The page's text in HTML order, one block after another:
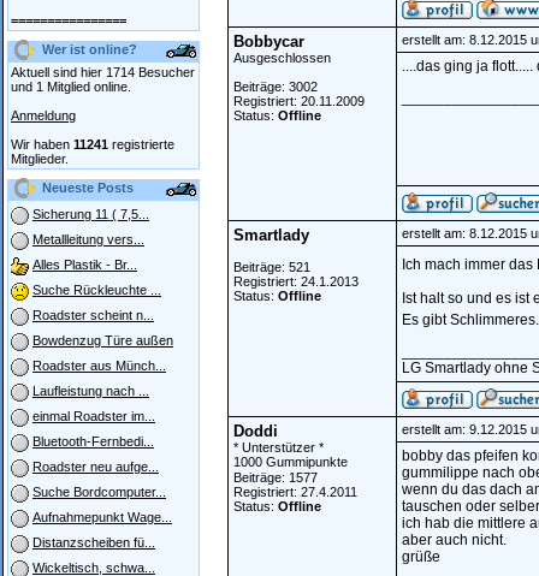
================
Wer ist online?
Aktuell sind hier 1714 Besucher
und 1 Mitglied online.
Anmeldung
Wir haben 11241 registrierte
Mitglieder.
Neueste Posts
Sicherung 11 ( 7,5...
Metallleitung vers...
Alles Plastik - Br...
Suche Rückleuchte ...
Roadster scheint n...
Bowdenzug Türe außen
Roadster aus Münch...
Laufleistung nach ...
einmal Roadster im...
Bluetooth-Fernbedi...
Roadster neu aufge...
Suche Bordcomputer...
Aufnahmepunkt Wage...
Distanzscheiben fü...
Wickeltisch, schwa...
Bobbycar
Ausgeschlossen
Beiträge: 3002
Registriert: 20.11.2009
Status: Offline
erstellt am: 8.12.2015
....das ging ja
Smartlady
Beiträge: 521
Registriert: 24.1.2013
Status: Offline
erstellt am: 8.12.2015
Ich mach immer
Ist halt so und es ist
Es gibt
LG Smartlady ohne
Doddi
* Unterstützer *
1000 Gummipunkte
Beiträge: 1577
Registriert: 27.4.2011
Status: Offline
erstellt am: 9.12.2015
bobby das pfeifen
gummilippe nach
wenn du das dach
tauschen oder
ich hab die mittlere
aber auch nicht.
grüße